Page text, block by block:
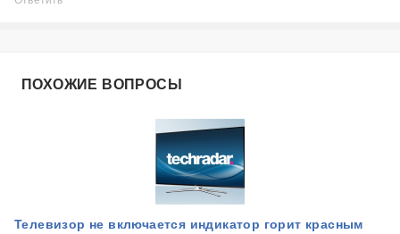
ПОХОЖИЕ ВОПРОСЫ
Телевизор не включается индикатор горит красным